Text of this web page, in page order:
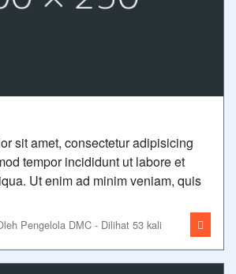
sit amet, consectetur adipisicing
tempor incididunt ut labore et
Ut enim ad minim veniam, quis
Pengelola DMC - Dilihat 53 kali